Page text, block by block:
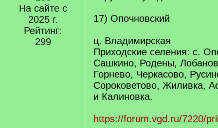
На сайте с
2025 г.
Рейтинг:
299
17) Опочновский
ц. Владимирская
Приходские селения: с.
Сашкино, Родены,
Горнево, Черкасово,
Сороковетово, Жиливка,
и Калиновка.
https://forum.vgd.ru/7220/